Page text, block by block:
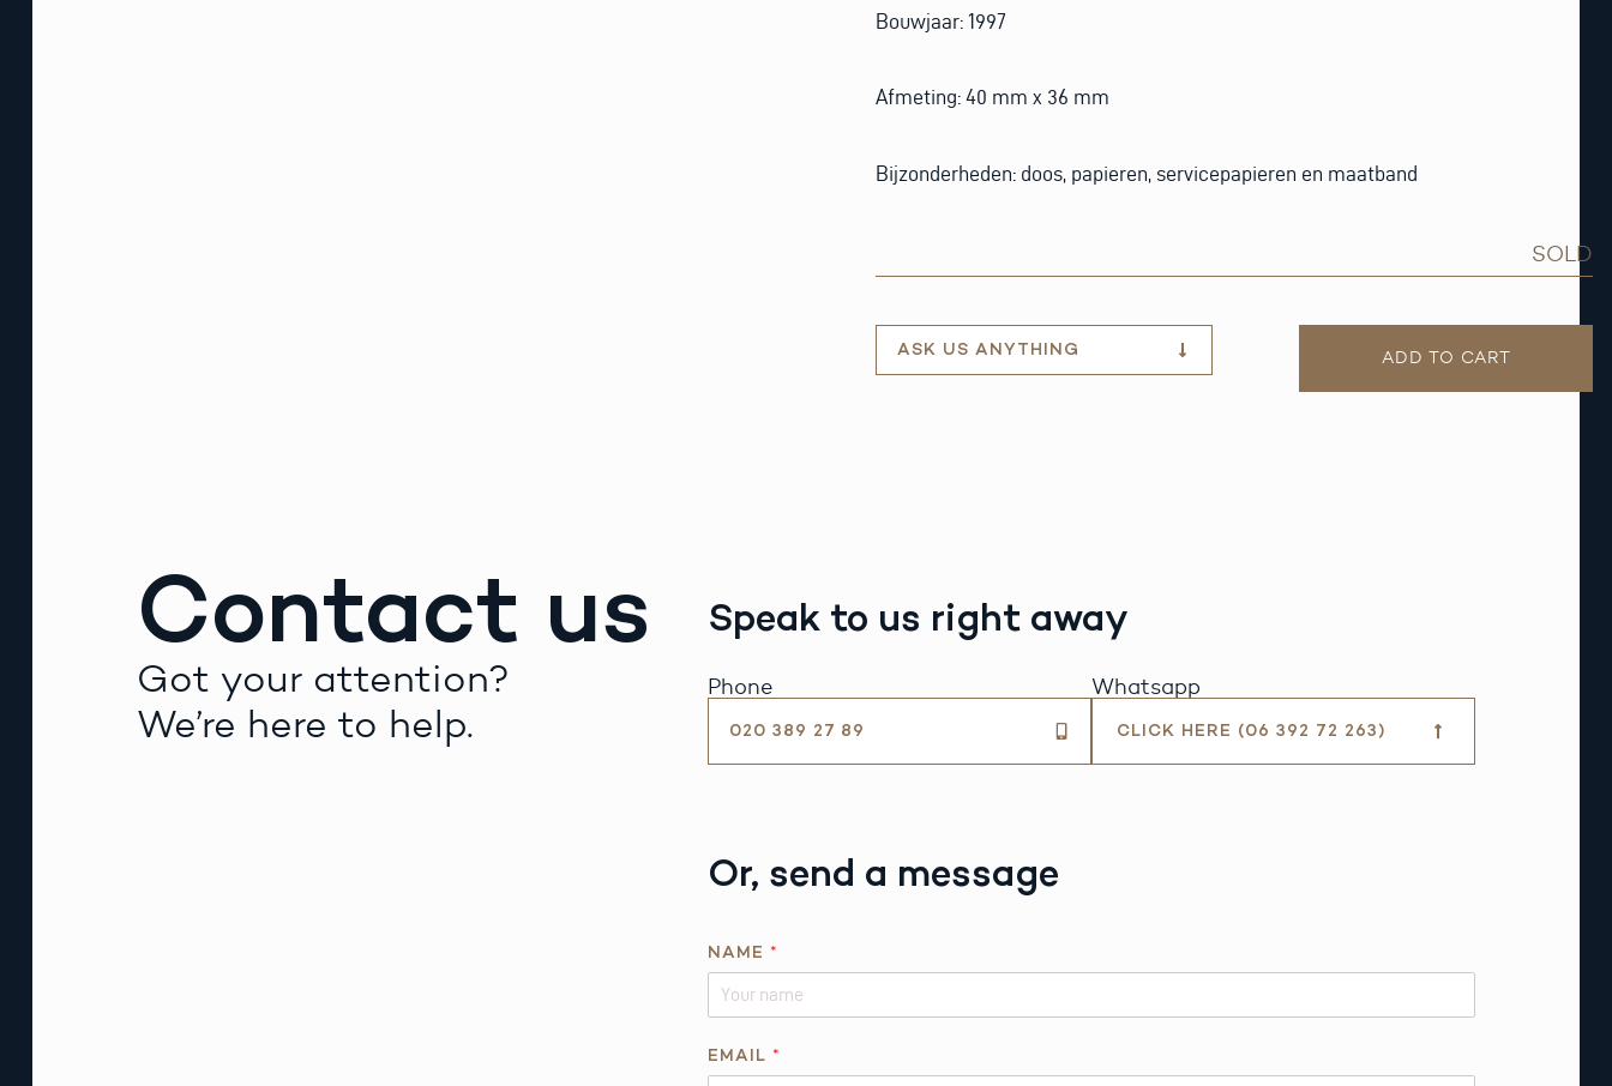
Bouwjaar: 1997
Afmeting: 40 mm x 36 mm
Bijzonderheden: doos, papieren, servicepapieren en maatband
SOLD
ASK US ANYTHING ADD TO CART
Contact us
Got your attention?
We’re here to help.
Speak to us right away
Phone
020 389 27 89
Whatsapp
CLICK HERE (06 392 72 263)
Or, send a message
U
T
NAME *
EMAIL *